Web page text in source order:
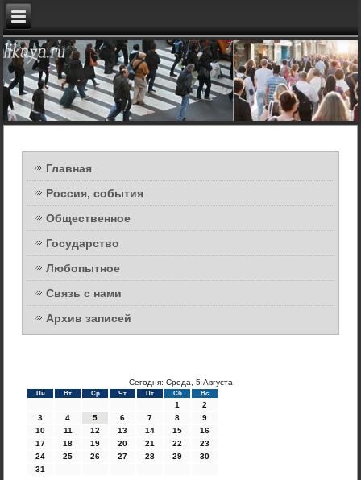
Главная
Россия, события
Общественное
Государство
Любопытное
Связь с нами
Архив записей
Сегодня: Среда, 5 Августа
Пн Вт Ср Чт Пт Сб Вс
1
2
3
4 5 6 7 8
9
10
11 12 13 14 15
16
17
18 19 20 21 22
23
24
25 26 27 28 29
30
31